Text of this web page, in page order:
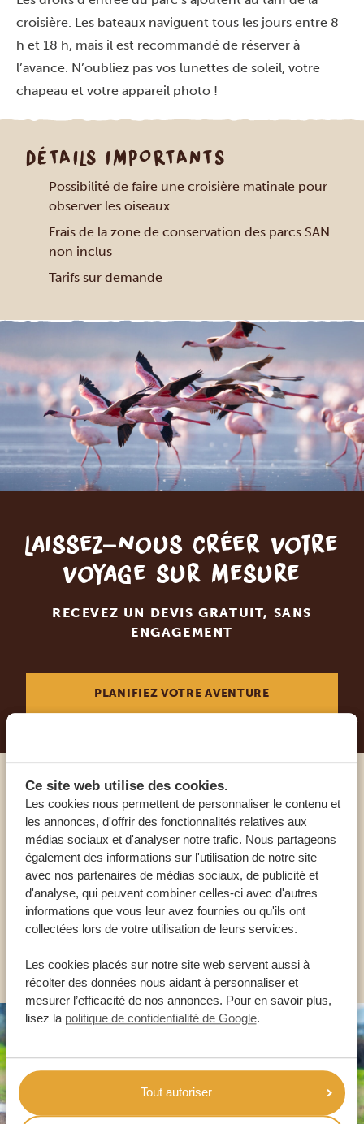
Ce site web utilise des cookies.
Les cookies nous permettent de personnaliser le contenu et
les annonces, d'offrir des fonctionnalités relatives aux
médias sociaux et d'analyser notre trafic. Nous partageons
également des informations sur l'utilisation de notre site
avec nos partenaires de médias sociaux, de publicité et
d'analyse, qui peuvent combiner celles-ci avec d'autres
informations que vous leur avez fournies ou qu'ils ont
collectées lors de votre utilisation de leurs services.
Les cookies placés sur notre site web servent aussi à
récolter des données nous aidant à personnaliser et
mesurer l’efficacité de nos annonces. Pour en savoir plus,
lisez la politique de confidentialité de Google.
Tout autoriser
croisière. Les bateaux naviguent tous les jours entre 8
h et 18 h, mais il est recommandé de réserver à
l’avance. N’oubliez pas vos lunettes de soleil, votre
chapeau et votre appareil photo !
DÉTAILS IMPORTANTS
Possibilité de faire une croisière matinale pour
observer les oiseaux
Frais de la zone de conservation des parcs SAN
non inclus
Tarifs sur demande
Laissez-nous créer votre
voyage sur mesure
RECEVEZ UN DEVIS GRATUIT, SANS
ENGAGEMENT
PLANIFIEZ VOTRE AVENTURE
Appelez un expert
NOS SPÉCIALISTES SONT LÀ POUR VOUS
FR: +33 2 57 88 00 88